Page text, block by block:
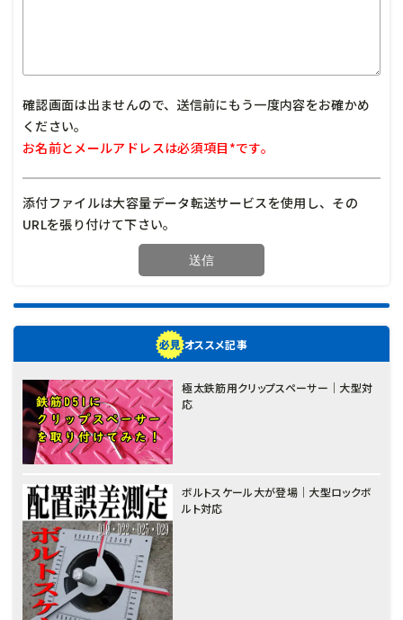
確認画面は出ませんので、送信前にもう一度内容をお確かめ
ください。
お名前とメールアドレスは必須項目*です。
添付ファイルは大容量データ転送サービスを使用し、その
URLを張り付けて下さい。
オススメ記事
極太鉄筋用クリップスペーサー｜大型対
応
ボルトスケール大が登場｜大型ロックボ
ルト対応